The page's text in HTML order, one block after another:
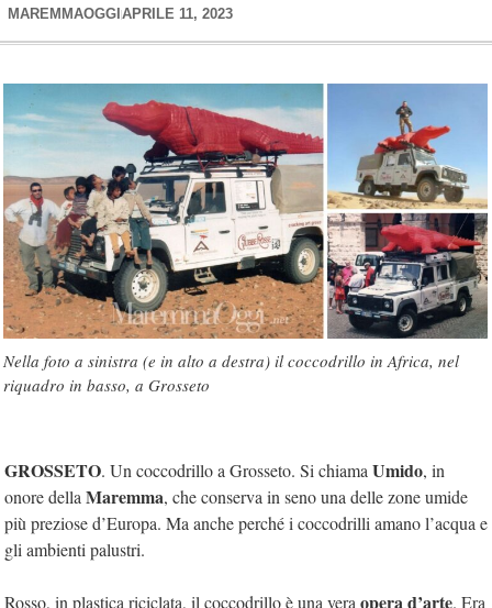
MAREMMAOGGI APRILE 11, 2023
Nella foto a sinistra (e in alto a destra) il coccodrillo in Africa, nel
riquadro in basso, a Grosseto
GROSSETO. Un coccodrillo a Grosseto. Si chiama Umido, in
onore della Maremma, che conserva in seno una delle zone umide
più preziose d’Europa. Ma anche perché i coccodrilli amano l’acqua e
gli ambienti palustri.
Rosso, in plastica riciclata, il coccodrillo è una vera opera d’arte. Era